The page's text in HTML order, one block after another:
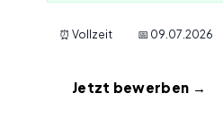
⏰ Vollzeit 📅 09.07.2026
Jetzt bewerben →